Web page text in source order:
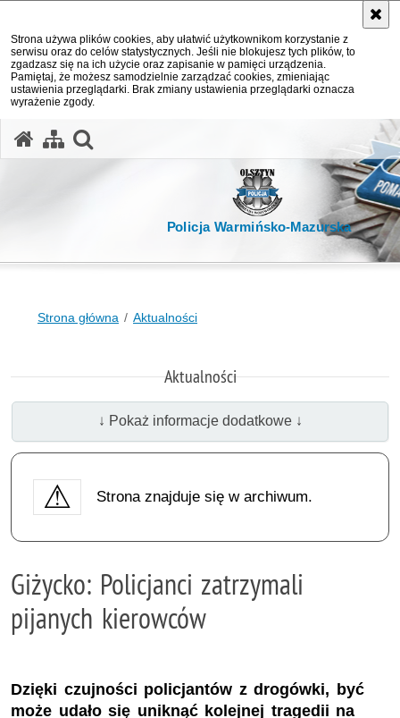
Strona używa plików cookies, aby ułatwić użytkownikom korzystanie z
serwisu oraz do celów statystycznych. Jeśli nie blokujesz tych plików, to
zgadzasz się na ich użycie oraz zapisanie w pamięci urządzenia.
Pamiętaj, że możesz samodzielnie zarządzać cookies, zmieniając
ustawienia przeglądarki. Brak zmiany ustawienia przeglądarki oznacza
wyrażenie zgody.
Policja Warmińsko-Mazurska
Strona główna Aktualności
Aktualności
↓ Pokaż informacje dodatkowe ↓
Strona znajduje się w archiwum.
Giżycko: Policjanci zatrzymali
pijanych kierowców
Dzięki czujności policjantów z drogówki, być
może udało się uniknąć kolejnej tragedii na